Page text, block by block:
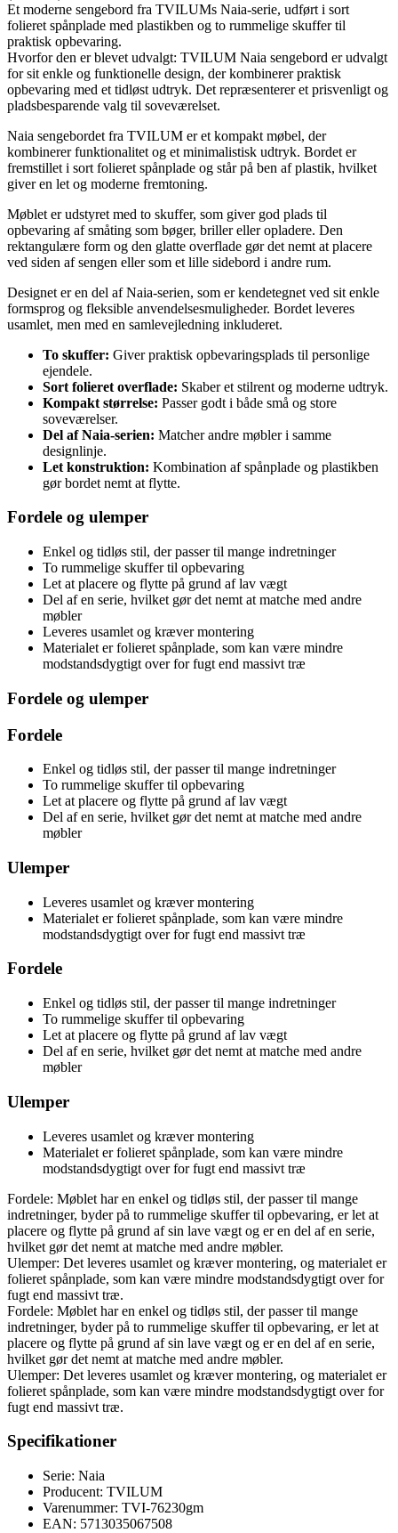
Et moderne sengebord fra TVILUMs Naia-serie, udført i sort
folieret spånplade med plastikben og to rummelige skuffer til
praktisk opbevaring.
Hvorfor den er blevet udvalgt: TVILUM Naia sengebord er udvalgt
for sit enkle og funktionelle design, der kombinerer praktisk
opbevaring med et tidløst udtryk. Det repræsenterer et prisvenligt og
pladsbesparende valg til soveværelset.
Naia sengebordet fra TVILUM er et kompakt møbel, der
kombinerer funktionalitet og et minimalistisk udtryk. Bordet er
fremstillet i sort folieret spånplade og står på ben af plastik, hvilket
giver en let og moderne fremtoning.
Møblet er udstyret med to skuffer, som giver god plads til
opbevaring af småting som bøger, briller eller opladere. Den
rektangulære form og den glatte overflade gør det nemt at placere
ved siden af sengen eller som et lille sidebord i andre rum.
Designet er en del af Naia-serien, som er kendetegnet ved sit enkle
formsprog og fleksible anvendelsesmuligheder. Bordet leveres
usamlet, men med en samlevejledning inkluderet.
To skuffer: Giver praktisk opbevaringsplads til personlige
ejendele.
Sort folieret overflade: Skaber et stilrent og moderne udtryk.
Kompakt størrelse: Passer godt i både små og store
soveværelser.
Del af Naia-serien: Matcher andre møbler i samme
designlinje.
Let konstruktion: Kombination af spånplade og plastikben
gør bordet nemt at flytte.
Fordele og ulemper
Enkel og tidløs stil, der passer til mange indretninger
To rummelige skuffer til opbevaring
Let at placere og flytte på grund af lav vægt
Del af en serie, hvilket gør det nemt at matche med andre
møbler
Leveres usamlet og kræver montering
Materialet er folieret spånplade, som kan være mindre
modstandsdygtigt over for fugt end massivt træ
Fordele og ulemper
Fordele
Enkel og tidløs stil, der passer til mange indretninger
To rummelige skuffer til opbevaring
Let at placere og flytte på grund af lav vægt
Del af en serie, hvilket gør det nemt at matche med andre
møbler
Ulemper
Leveres usamlet og kræver montering
Materialet er folieret spånplade, som kan være mindre
modstandsdygtigt over for fugt end massivt træ
Fordele
Enkel og tidløs stil, der passer til mange indretninger
To rummelige skuffer til opbevaring
Let at placere og flytte på grund af lav vægt
Del af en serie, hvilket gør det nemt at matche med andre
møbler
Ulemper
Leveres usamlet og kræver montering
Materialet er folieret spånplade, som kan være mindre
modstandsdygtigt over for fugt end massivt træ
Fordele: Møblet har en enkel og tidløs stil, der passer til mange
indretninger, byder på to rummelige skuffer til opbevaring, er let at
placere og flytte på grund af sin lave vægt og er en del af en serie,
hvilket gør det nemt at matche med andre møbler.
Ulemper: Det leveres usamlet og kræver montering, og materialet er
folieret spånplade, som kan være mindre modstandsdygtigt over for
fugt end massivt træ.
Fordele: Møblet har en enkel og tidløs stil, der passer til mange
indretninger, byder på to rummelige skuffer til opbevaring, er let at
placere og flytte på grund af sin lave vægt og er en del af en serie,
hvilket gør det nemt at matche med andre møbler.
Ulemper: Det leveres usamlet og kræver montering, og materialet er
folieret spånplade, som kan være mindre modstandsdygtigt over for
fugt end massivt træ.
Specifikationer
Serie: Naia
Producent: TVILUM
Varenummer: TVI-76230gm
EAN: 5713035067508